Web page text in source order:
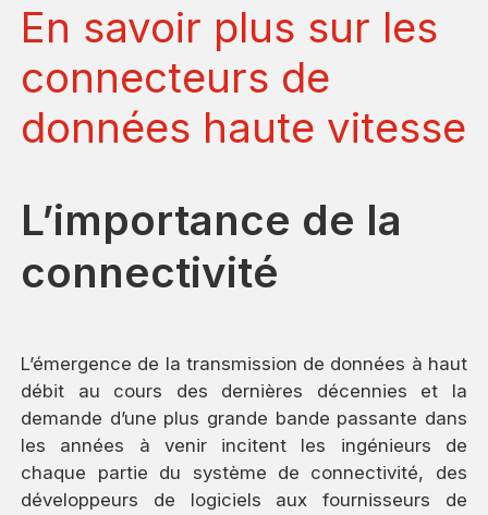
En savoir plus sur les
connecteurs de
données haute vitesse
L’importance de la
connectivité
L’émergence de la transmission de données à haut
débit au cours des dernières décennies et la
demande d’une plus grande bande passante dans
les années à venir incitent les ingénieurs de
chaque partie du système de connectivité, des
développeurs de logiciels aux fournisseurs de